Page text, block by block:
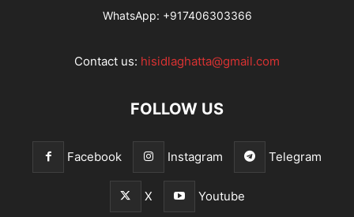
WhatsApp: +917406303366
Contact us: hisidlaghatta@gmail.com
FOLLOW US
Facebook Instagram Telegram
X Youtube